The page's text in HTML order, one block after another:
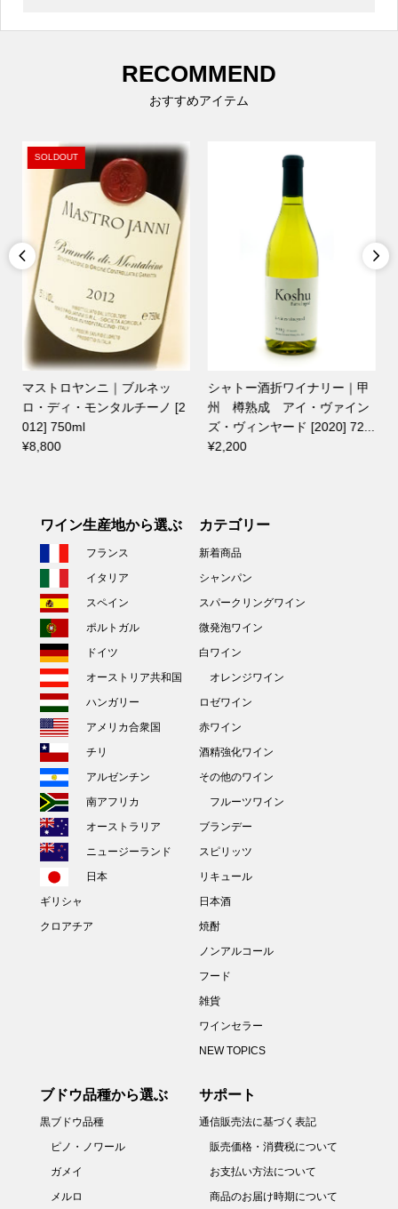
RECOMMEND
おすすめアイテム

SOLDOUT
マストロヤンニ｜ブルネッ
ロ・ディ・モンタルチーノ [2
012] 750ml
¥8,800
シャトー酒折ワイナリー｜甲
州 樽熟成 アイ・ヴァイン
ズ・ヴィンヤード [2020] 72...
¥2,200

ワイン生産地から選ぶ
フランス
イタリア
スペイン
ポルトガル
ドイツ
オーストリア共和国
ハンガリー
アメリカ合衆国
チリ
アルゼンチン
南アフリカ
オーストラリア
ニュージーランド
日本
ギリシャ
クロアチア
カテゴリー
新着商品
シャンパン
スパークリングワイン
微発泡ワイン
白ワイン
オレンジワイン
ロゼワイン
赤ワイン
酒精強化ワイン
その他のワイン
フルーツワイン
ブランデー
スピリッツ
リキュール
日本酒
焼酎
ノンアルコール
フード
雑貨
ワインセラー
NEW TOPICS
ブドウ品種から選ぶ
黒ブドウ品種
ピノ・ノワール
ガメイ
メルロ
サポート
通信販売法に基づく表記
販売価格・消費税について
お支払い方法について
商品のお届け時期について